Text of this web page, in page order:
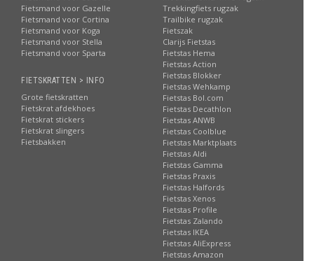
Fietsmand voor Gazelle
Fietsmand voor Cortina
Fietsmand voor Koga
Fietsmand voor Stella
Fietsmand voor Sparta
FIETSKRATTEN > INFO
Grote fietskratten
Fietskrat afdekhoes
Fietskrat stickers
Fietskrat slingers
Fietsbakken
Trekkingfiets rugzak
Trailbike rugzak
Fietszak
Clarijs Fietstas
Fietstas Hema
Fietstas Action
Fietstas Blokker
Fietstas Wehkamp
Fietstas Bol.com
Fietstas Decathlon
Fietstas ANWB
Fietstas Coolblue
Fietstas Marktplaats
Fietstas Aldi
Fietstas Gamma
Fietstas Praxis
Fietstas Halfords
Fietstas Xenos
Fietstas Profile
Fietstas Zalando
Fietstas IKEA
Fietstas AliExpress
Fietstas Amazon